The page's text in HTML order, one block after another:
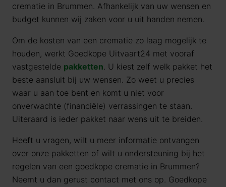
crematie in Brummen. Afhankelijk van uw wensen en
budget kunnen wij zaken voor u uit handen nemen.
Om de kosten van een crematie zo laag mogelijk te
houden, werkt Goedkope Uitvaart24 met vooraf
vastgestelde pakketten. U kiest zelf welk pakket het
beste aansluit bij uw wensen. Zo weet u precies
waar u aan toe bent en komt u niet voor
onverwachte (financiële) verrassingen te staan.
Uiteraard is ieder pakket naar wens uit te breiden.
Heeft u vragen, wilt u meer informatie ontvangen
over onze pakketten of wilt u ondersteuning bij het
regelen van een goedkope crematie in Brummen?
Neemt u dan gerust contact met ons op. Goedkope